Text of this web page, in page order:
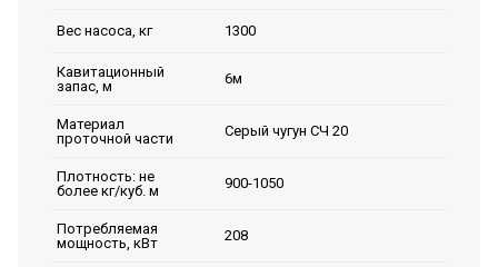
Вес насоса, кг 1300
Кавитационный
запас, м
6м
Материал
проточной части
Серый чугун СЧ 20
Плотность: не
более кг/куб. м
900-1050
Потребляемая
мощность, кВт
208